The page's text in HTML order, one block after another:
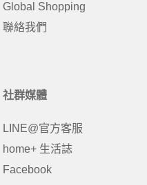
Global Shopping
聯絡我們
社群媒體
LINE@官方客服
home+ 生活誌
Facebook